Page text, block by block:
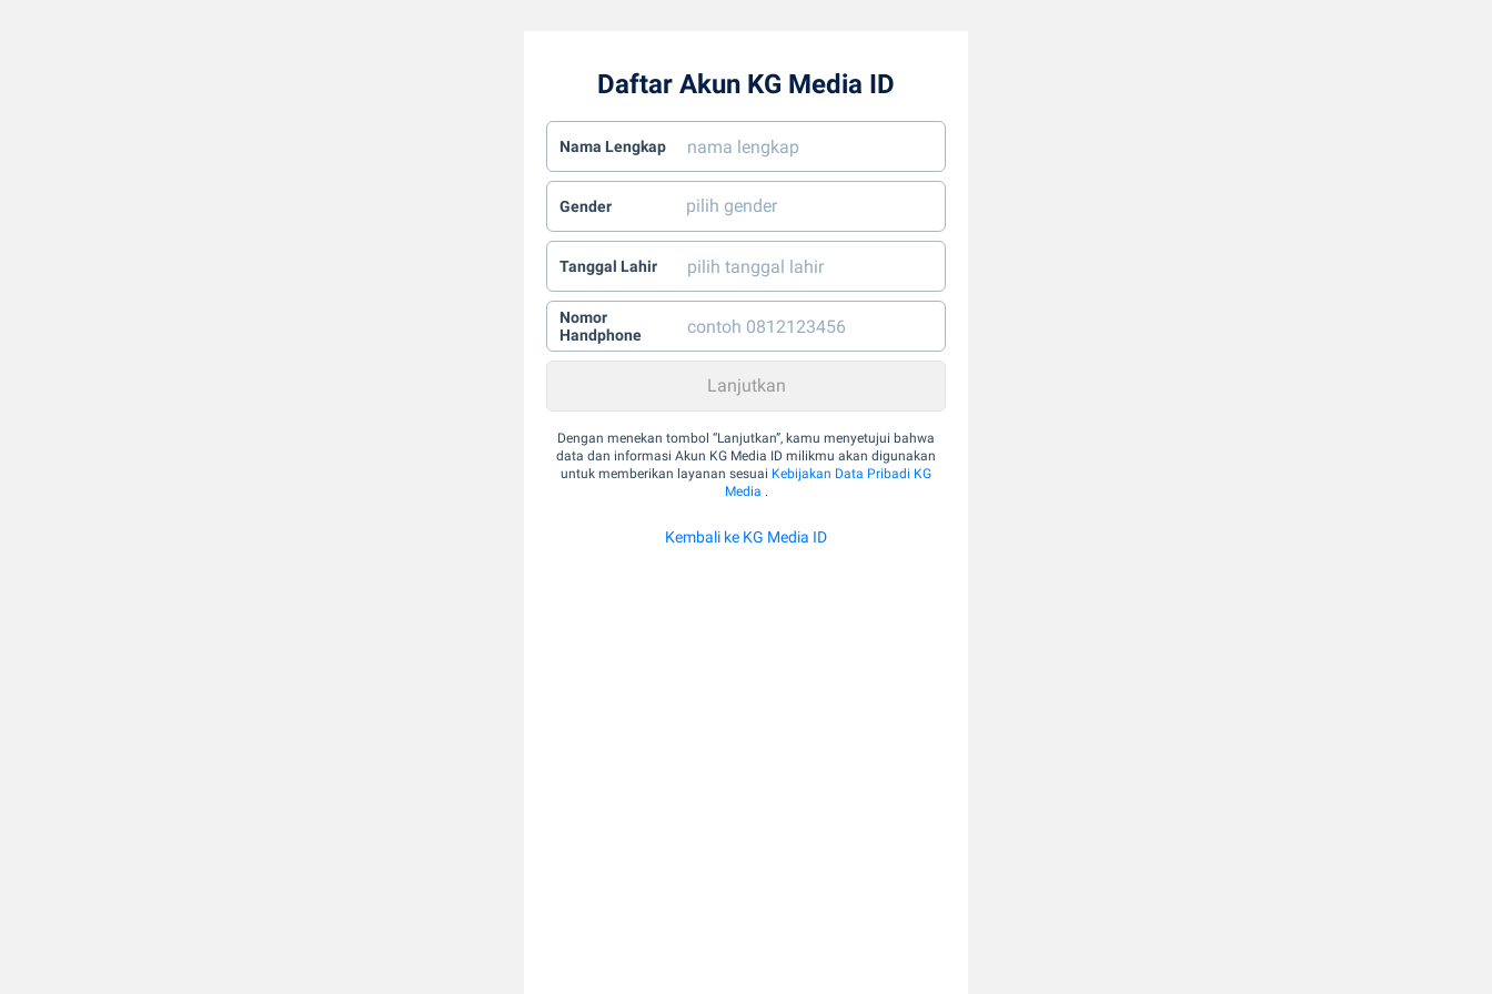
Daftar Akun KG Media ID
Nama Lengkap
Gender
Tanggal Lahir
Nomor
Handphone
Dengan menekan tombol “Lanjutkan”, kamu menyetujui bahwa
data dan informasi Akun KG Media ID milikmu akan digunakan
untuk memberikan layanan sesuai Kebijakan Data Pribadi KG
Media .
Kembali ke KG Media ID